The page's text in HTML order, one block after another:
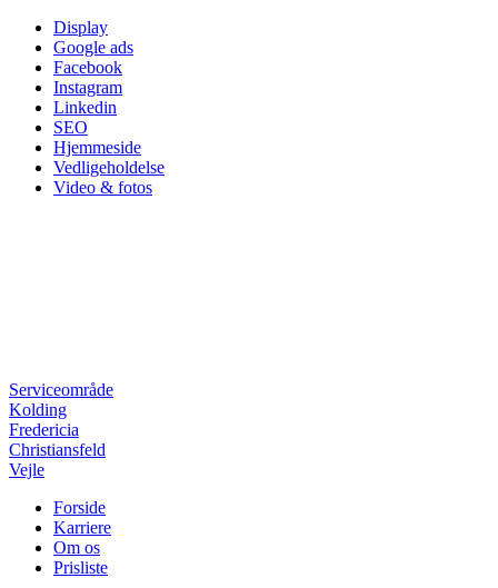
Skip
content
Display
Google ads
Facebook
Instagram
Linkedin
SEO
Hjemmeside
Vedligeholdelse
Video & fotos
Serviceområde
Kolding
Fredericia
Christiansfeld
Vejle
Forside
Karriere
Om os
Prisliste